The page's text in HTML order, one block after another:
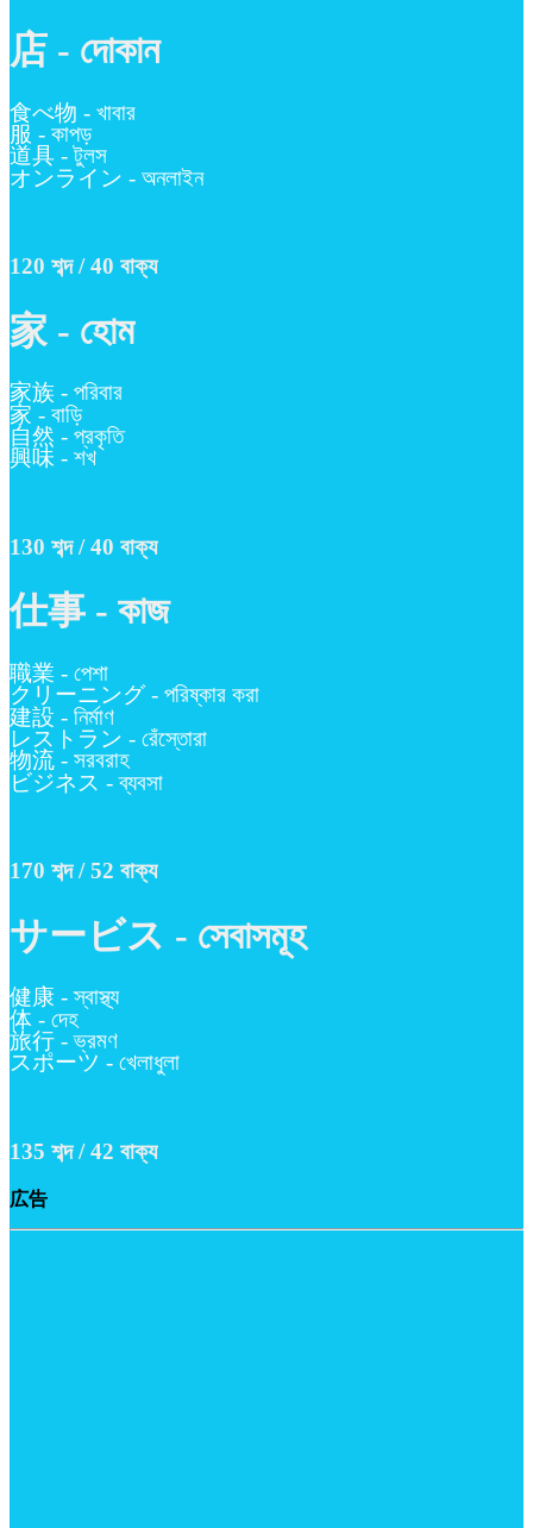
店 - দোকান
食べ物 - খাবার
服 - কাপড়
道具 - টুলস
オンライン - অনলাইন
120 শব্দ / 40 বাক্য
家 - হোম
家族 - পরিবার
家 - বাড়ি
自然 - প্রকৃতি
興味 - শখ
130 শব্দ / 40 বাক্য
仕事 - কাজ
職業 - পেশা
クリーニング - পরিষ্কার করা
建設 - নির্মাণ
レストラン - রেঁস্তোরা
物流 - সরবরাহ
ビジネス - ব্যবসা
170 শব্দ / 52 বাক্য
サービス - সেবাসমূহ
健康 - স্বাস্থ্য
体 - দেহ
旅行 - ভ্রমণ
スポーツ - খেলাধুলা
135 শব্দ / 42 বাক্য
広告